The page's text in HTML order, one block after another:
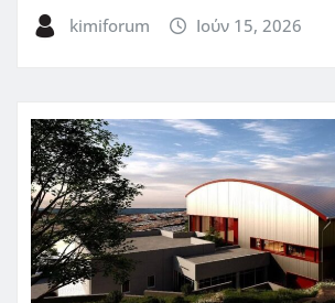
kimiforum Ιούν 15, 2026